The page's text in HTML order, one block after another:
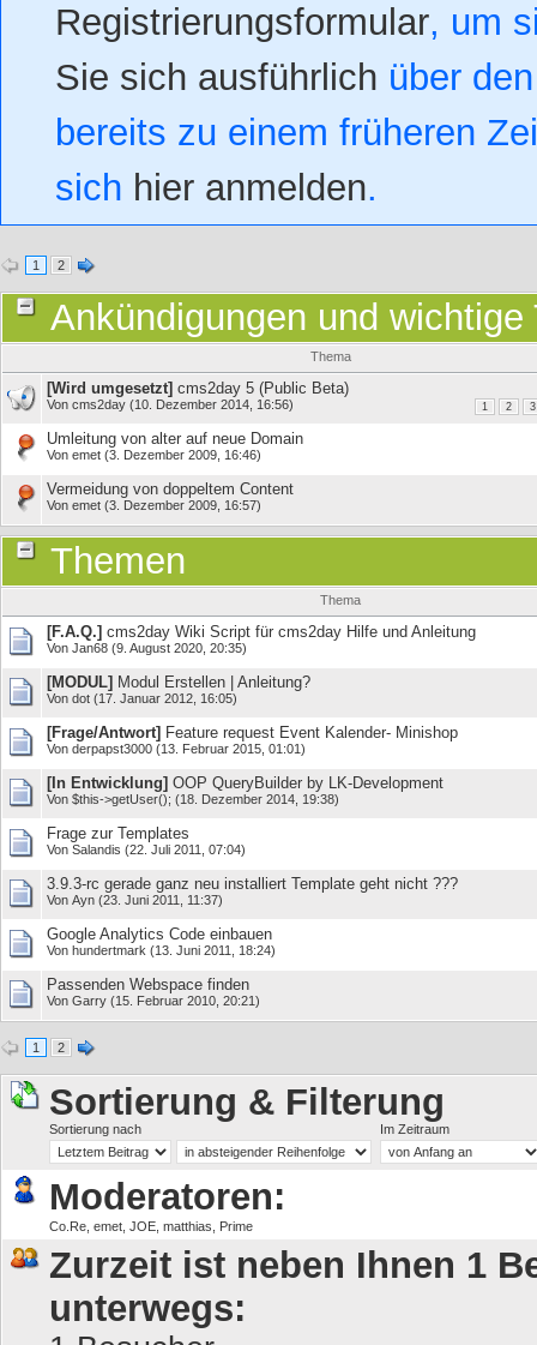
Registrierungsformular, um
Sie sich ausführlich über
bereits zu einem früheren
sich hier anmelden.
1 2
Ankündigungen und wichtige
Thema
[Wird umgesetzt] cms2day 5 (Public Beta)
1 2 3
Von cms2day (10. Dezember 2014, 16:56)
Umleitung von alter auf neue Domain
Von emet (3. Dezember 2009, 16:46)
Vermeidung von doppeltem Content
Von emet (3. Dezember 2009, 16:57)
Themen
Thema
[F.A.Q.] cms2day Wiki Script für cms2day Hilfe und Anleitung
Von Jan68 (9. August 2020, 20:35)
[MODUL] Modul Erstellen | Anleitung?
Von dot (17. Januar 2012, 16:05)
[Frage/Antwort] Feature request Event Kalender- Minishop
Von derpapst3000 (13. Februar 2015, 01:01)
[In Entwicklung] OOP QueryBuilder by LK-Development
Von $this->getUser(); (18. Dezember 2014, 19:38)
Frage zur Templates
Von Salandis (22. Juli 2011, 07:04)
3.9.3-rc gerade ganz neu installiert Template geht nicht ???
Von Ayn (23. Juni 2011, 11:37)
Google Analytics Code einbauen
Von hundertmark (13. Juni 2011, 18:24)
Passenden Webspace finden
Von Garry (15. Februar 2010, 20:21)
1 2
Sortierung & Filterung
Sortierung nach Im Zeitraum
Moderatoren:
Co.Re emet JOE matthias Prime
Zurzeit ist neben Ihnen 1
unterwegs: